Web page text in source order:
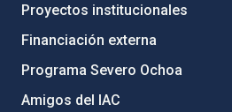
Proyectos institucionales
Financiación externa
Programa Severo Ochoa
Amigos del IAC